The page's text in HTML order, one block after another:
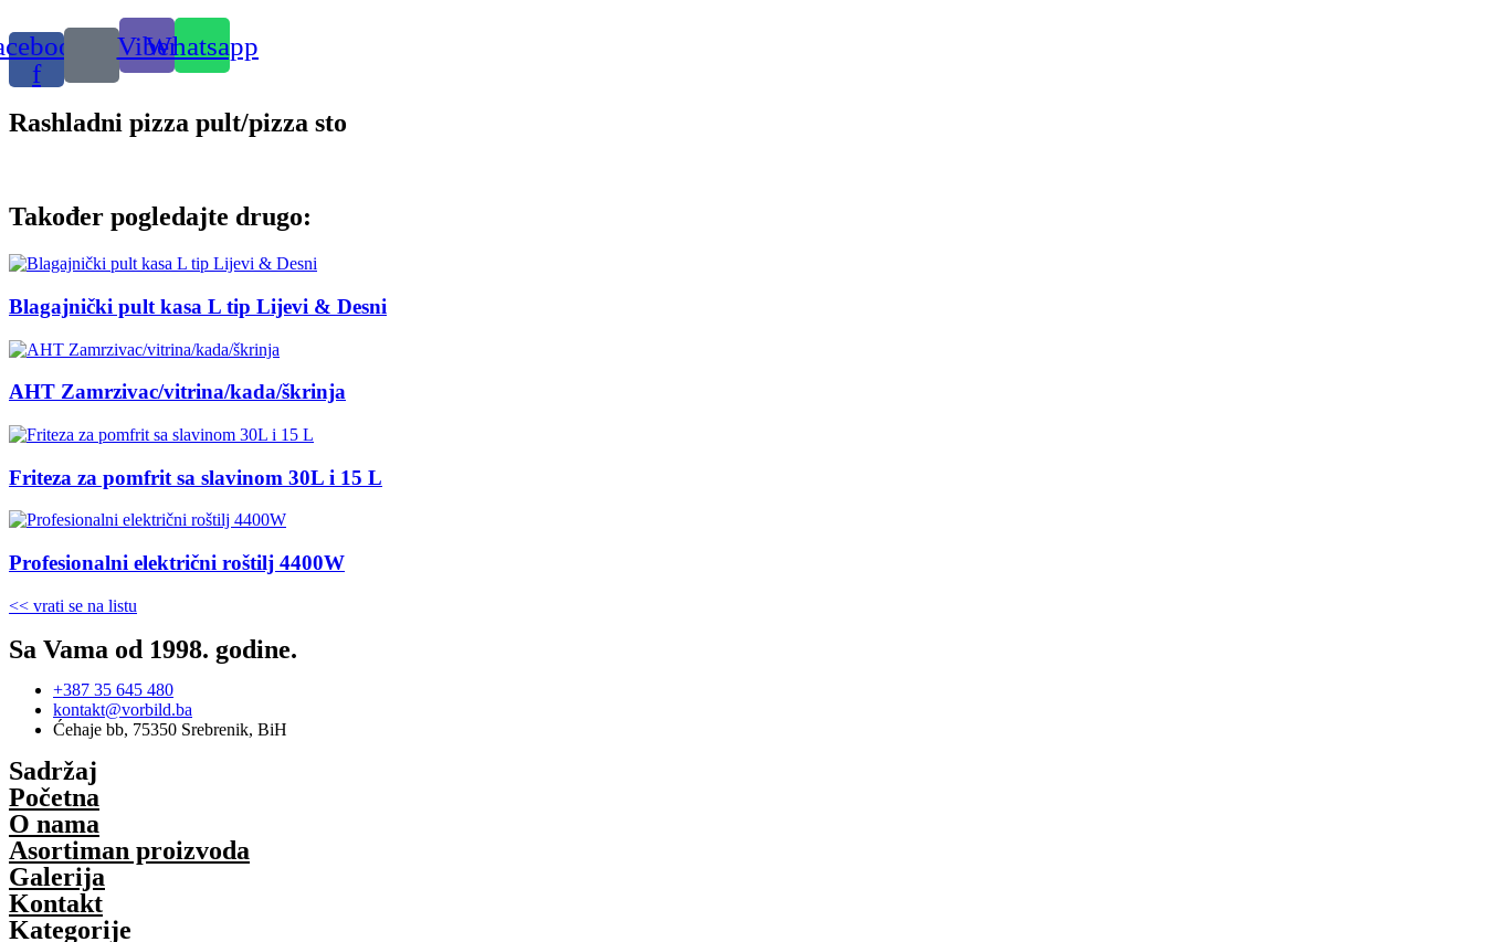
f
ViberWhatsapp
Rashladni pizza pult/pizza sto
Također pogledajte drugo:
Blagajnički pult kasa L tip Lijevi & Desni
AHT Zamrzivac/vitrina/kada/škrinja
Friteza za pomfrit sa slavinom 30L i 15 L
Profesionalni električni roštilj 4400W
<< vrati se na listu
Sa Vama od 1998. godine.
+387 35 645 480
kontakt@vorbild.ba
Ćehaje bb, 75350 Srebrenik, BiH
Sadržaj
Početna
O nama
Asortiman proizvoda
Galerija
Kontakt
Kategorije